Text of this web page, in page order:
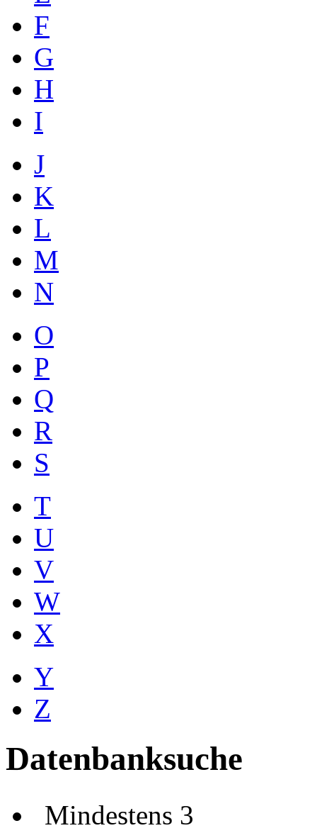
F
G
H
I
J
K
L
M
N
O
P
Q
R
S
T
U
V
W
X
Y
Z
Datenbanksuche
Mindestens 3